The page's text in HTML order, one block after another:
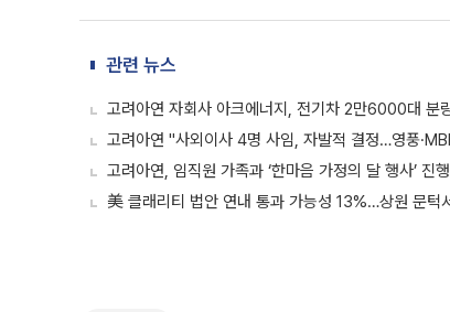
관련 뉴스
고려아연 자회사 아크에너지, 전기차 2만6000대 분
고려아연 "사외이사 4명 사임, 자발적 결정…영풍
고려아연, 임직원 가족과 ‘한마음 가정의 달 행사’ 진행
美 클래리티 법안 연내 통과 가능성 13%…상원 문턱